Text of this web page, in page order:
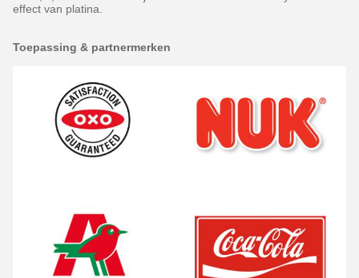
effect van platina.
Toepassing & partnermerken